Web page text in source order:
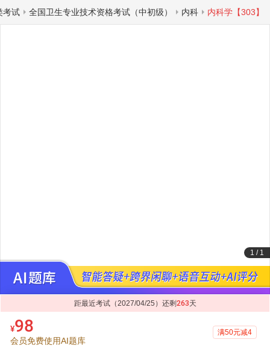
考试 全国卫生专业技术资格考试（中初级） 内科 内科学【303】
1 / 1
距最近考试（2027/04/25）还剩263天
¥98
会员免费使用AI题库
满50元减4